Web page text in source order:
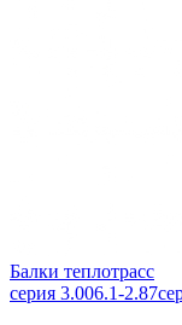
Балки теплотрасс
серия 3.006.1-2.87